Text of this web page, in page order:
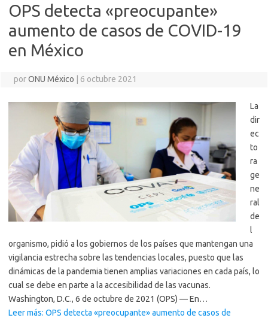
OPS detecta «preocupante»
aumento de casos de COVID-19
en México
porONU México 6 octubre 2021
La
dir
ec
to
ra
ge
ne
ral
de
l
organismo, pidió a los gobiernos de los países que mantengan una
vigilancia estrecha sobre las tendencias locales, puesto que las
dinámicas de la pandemia tienen amplias variaciones en cada país, lo
cual se debe en parte a la accesibilidad de las vacunas.
Washington, D.C., 6 de octubre de 2021 (OPS) — En…
Leer más: OPS detecta «preocupante» aumento de casos de